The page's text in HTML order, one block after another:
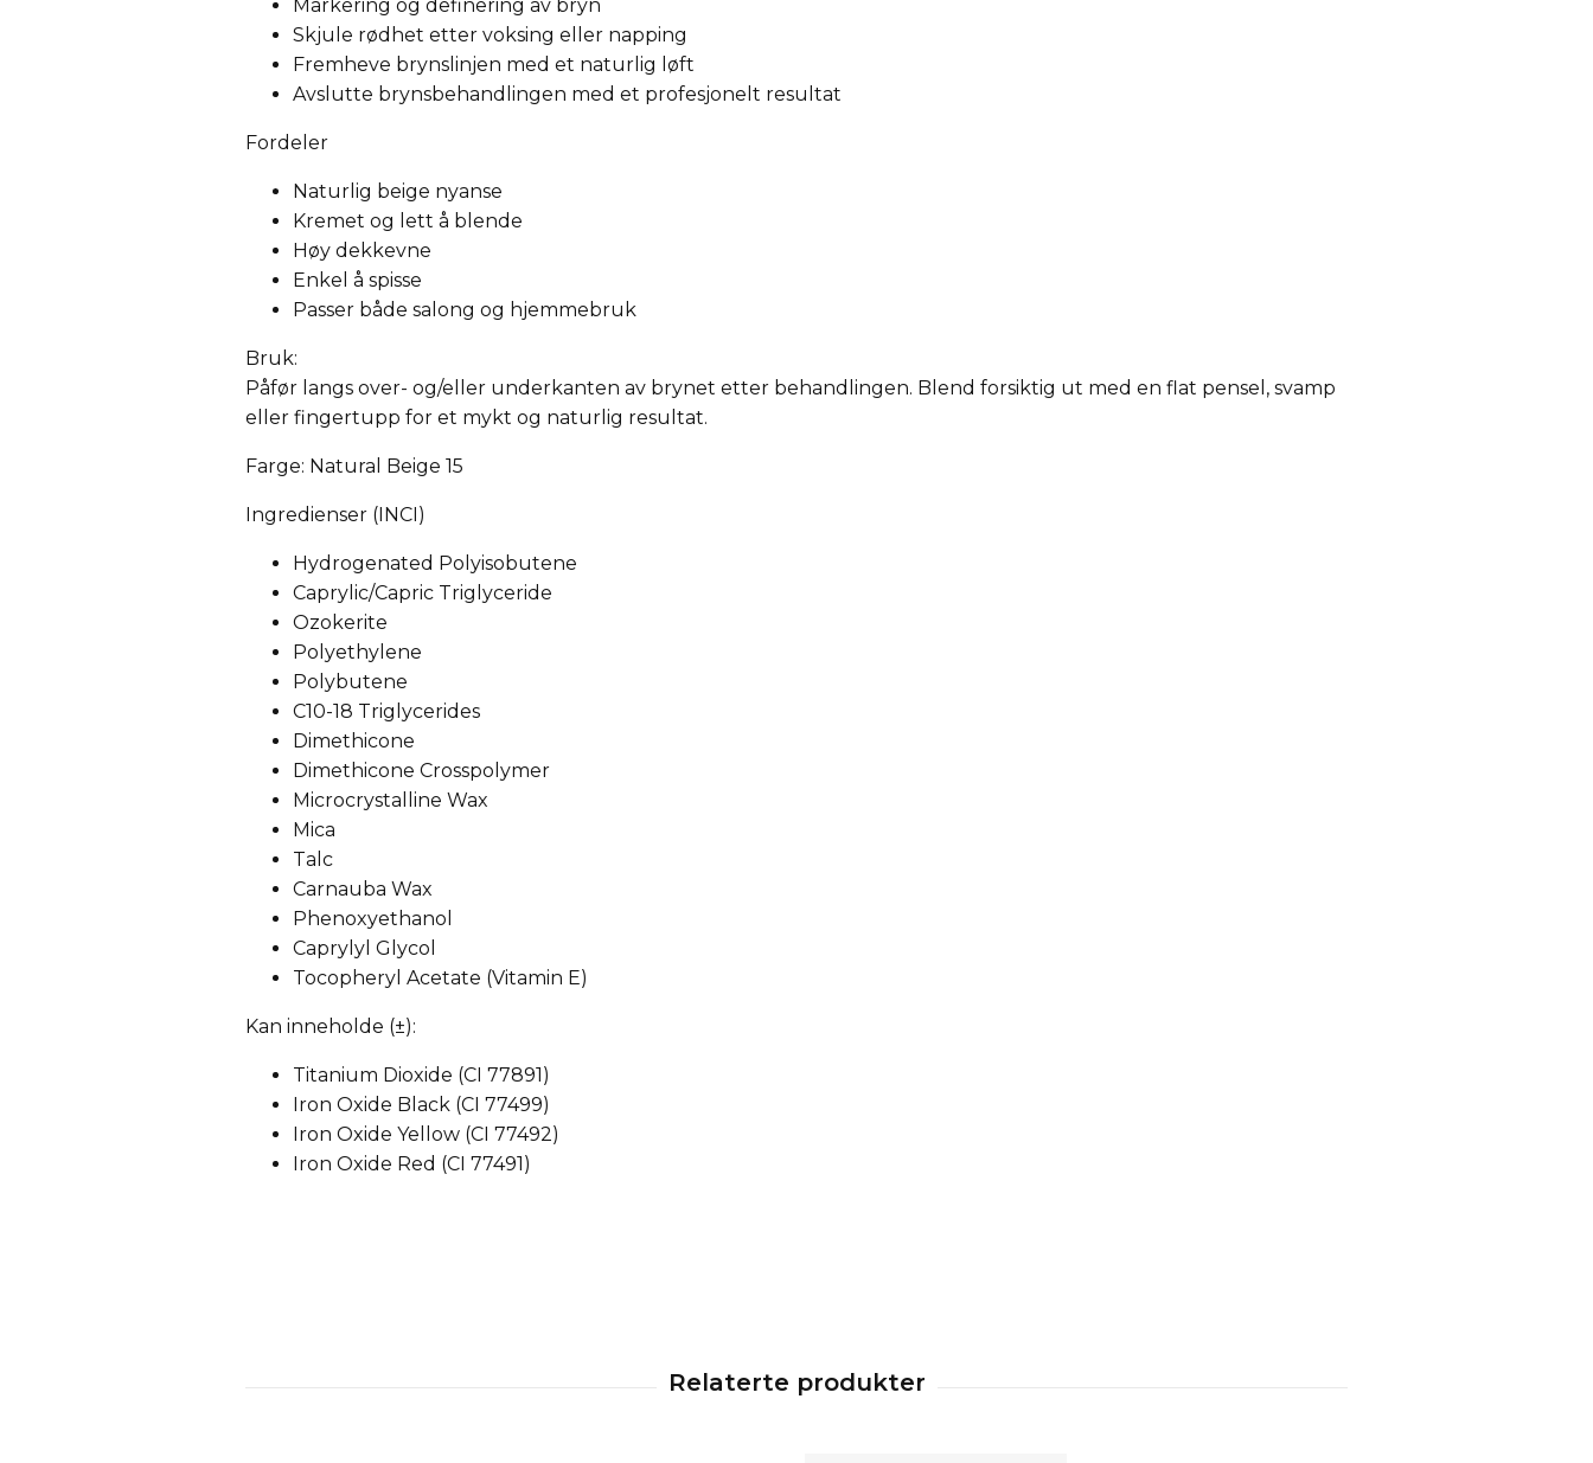
Markering og definering av bryn
Skjule rødhet etter voksing eller napping
Fremheve brynslinjen med et naturlig løft
Avslutte brynsbehandlingen med et profesjonelt resultat
Fordeler
Naturlig beige nyanse
Kremet og lett å blende
Høy dekkevne
Enkel å spisse
Passer både salong og hjemmebruk
Bruk:
Påfør langs over- og/eller underkanten av brynet etter behandlingen. Blend forsiktig ut med en flat pensel, svamp
eller fingertupp for et mykt og naturlig resultat.
Farge: Natural Beige 15
Ingredienser (INCI)
Hydrogenated Polyisobutene
Caprylic/Capric Triglyceride
Ozokerite
Polyethylene
Polybutene
C10-18 Triglycerides
Dimethicone
Dimethicone Crosspolymer
Microcrystalline Wax
Mica
Talc
Carnauba Wax
Phenoxyethanol
Caprylyl Glycol
Tocopheryl Acetate (Vitamin E)
Kan inneholde (±):
Titanium Dioxide (CI 77891)
Iron Oxide Black (CI 77499)
Iron Oxide Yellow (CI 77492)
Iron Oxide Red (CI 77491)